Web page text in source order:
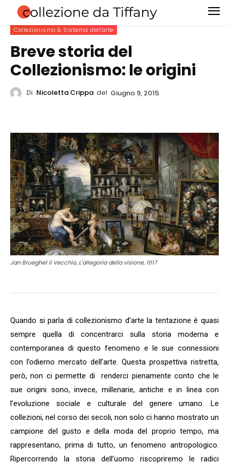
Collezionismo & Sistema dell'arte
Breve storia del
Collezionismo: le origini
Di Nicoletta Crippa del Giugno 9, 2015
Jan Brueghel il Vecchio, L'allegoria della visione, 1617
Quando si parla di collezionismo d’arte la tentazione è quasi
sempre quella di concentrarci sulla storia moderna e
contemporanea di questo fenomeno e le sue connessioni
con l’odierno mercato dell’arte. Questa prospettiva ristretta,
però, non ci permette di renderci pienamente conto che le
sue origini sono, invece, millenarie, antiche e in linea con
l’evoluzione sociale e culturale del genere umano. Le
collezioni, nel corso dei secoli, non solo ci hanno mostrato un
campione del gusto e della moda del proprio tempo, ma
rappresentano, prima di tutto, un fenomeno antropologico.
Ripercorrendo la storia dell’uomo riscopriremo le radici